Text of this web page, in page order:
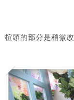
楦頭的部分是稍微